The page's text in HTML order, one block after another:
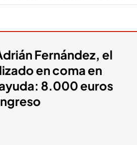
Fernández, el
en coma en
8.000 euros